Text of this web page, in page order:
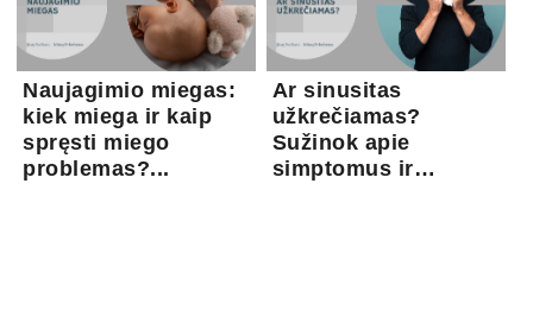
Naujagimio miegas:
kiek miega ir kaip
spręsti miego
problemas?...
Ar sinusitas
užkrečiamas?
Sužinok apie
simptomus ir